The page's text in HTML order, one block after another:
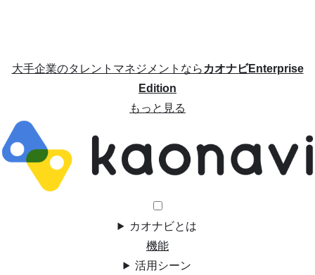
大手企業のタレントマネジメントならカオナビEnterprise
Edition
もっと見る
カオナビとは
機能
活用シーン